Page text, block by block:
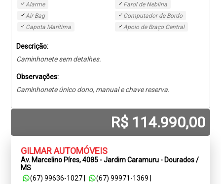
Alarme
Air Bag
Capota Marítima
Farol de Neblina
Computador de Bordo
Apoio de Braço Central
Descrição:
Caminhonete sem detalhes.
Observações:
Caminhonete único dono, manual e chave reserva.
R$ 114.990,00
GILMAR AUTOMÓVEIS
Av. Marcelino Píres, 4085 - Jardim Caramuru - Dourados /
MS
(67) 99636-1027
(67) 99971-1369